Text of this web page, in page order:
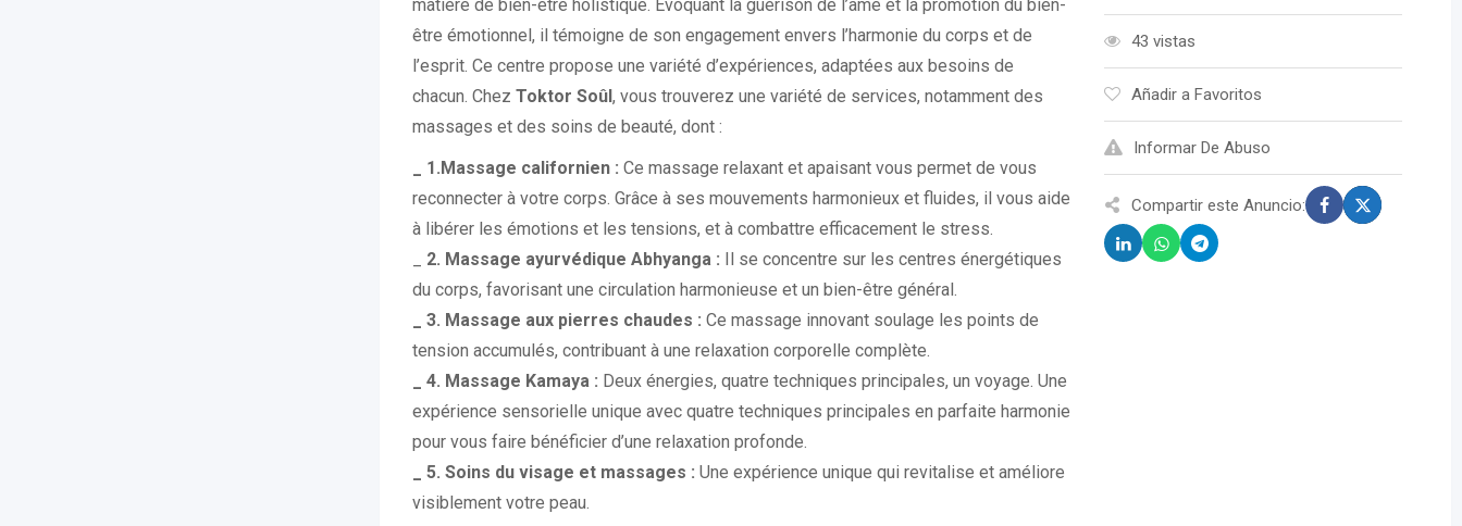
matière de bien-être holistique. Évoquant la guérison de l’âme et la promotion du bien-
être émotionnel, il témoigne de son engagement envers l’harmonie du corps et de
l’esprit. Ce centre propose une variété d’expériences, adaptées aux besoins de
chacun. Chez Toktor Soûl, vous trouverez une variété de services, notamment des
massages et des soins de beauté, dont :
_ 1.Massage californien : Ce massage relaxant et apaisant vous permet de vous
reconnecter à votre corps. Grâce à ses mouvements harmonieux et fluides, il vous aide
à libérer les émotions et les tensions, et à combattre efficacement le stress.
2. Massage ayurvédique Abhyanga : Il se concentre sur les centres énergétiques
du corps, favorisant une circulation harmonieuse et un bien-être général.
_ 3. Massage aux pierres chaudes : Ce massage innovant soulage les points de
tension accumulés, contribuant à une relaxation corporelle complète.
_ 4. Massage Kamaya : Deux énergies, quatre techniques principales, un voyage. Une
expérience sensorielle unique avec quatre techniques principales en parfaite harmonie
pour vous faire bénéficier d’une relaxation profonde.
_ 5. Soins du visage et massages : Une expérience unique qui revitalise et améliore
visiblement votre peau.
43 vistas
Añadir a Favoritos
Informar De Abuso
Compartir este Anuncio: